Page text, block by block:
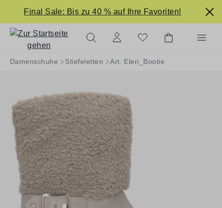
springen
Final Sale: Bis zu 40 % auf Ihre Favoriten!
Damenschuhe Stiefeletten Art. Eleri_Bootie